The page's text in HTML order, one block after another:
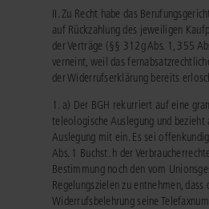
II. Zu Recht habe das
auf Rückzahlung des jeweiligen
der Verträge (§§ 312g Abs. 1, 355
verneint, weil das
der Widerrufserklärung bereits
1. a) Der BGH rekurriert auf eine
teleologische Auslegung und
Auslegung mit ein. Es sei
Abs. 1 Buchst. h der
Bestimmung noch den vom
Regelungszielen zu entnehmen,
Widerrufsbelehrung seine